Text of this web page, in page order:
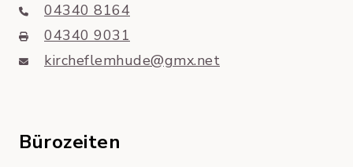
04340 8164
04340 9031
kircheflemhude@gmx.net
Bürozeiten